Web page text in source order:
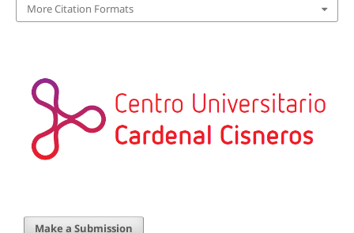
More Citation Formats
Make a Submission